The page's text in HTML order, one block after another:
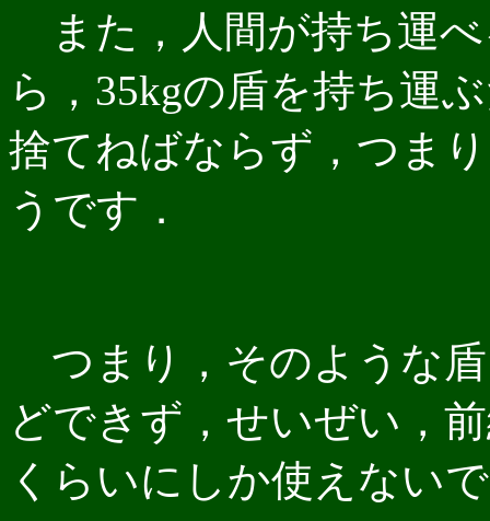
また，人間が持ち運
ら，35kgの盾を持ち運
捨てねばならず，つま
うです．
つまり，そのような
どできず，せいぜい，
くらいにしか使えない